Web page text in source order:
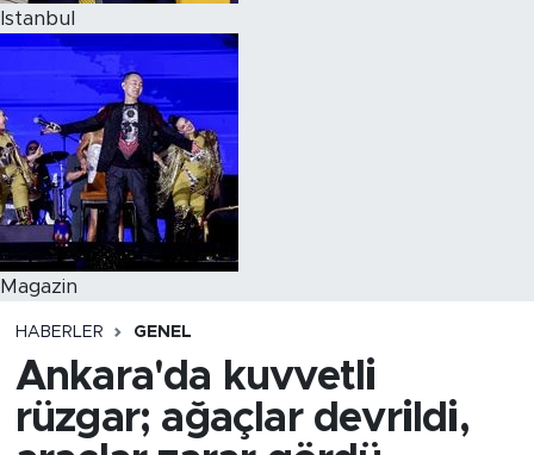
Istanbul
Magazin
HABERLER GENEL
Ankara'da kuvvetli
rüzgar; ağaçlar devrildi,